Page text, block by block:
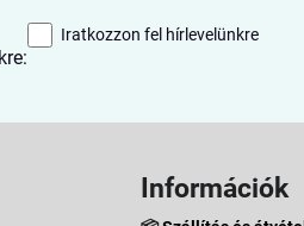
Iratkozzon fel hírlevelünkre
Információk